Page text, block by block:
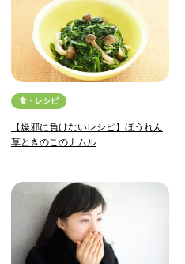
食・レシピ
【燥邪に負けないレシピ】ほうれん
草ときのこのナムル